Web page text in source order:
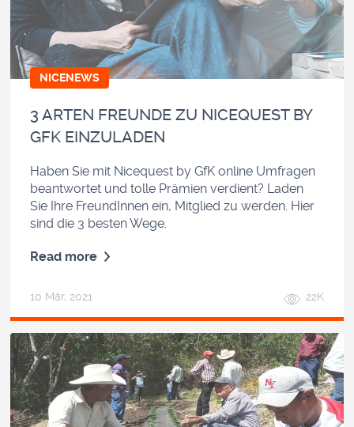
NICENEWS
3 ARTEN FREUNDE ZU NICEQUEST BY
GFK EINZULADEN
Haben Sie mit Nicequest by GfK online Umfragen
beantwortet und tolle Prämien verdient? Laden
Sie Ihre FreundInnen ein, Mitglied zu werden. Hier
sind die 3 besten Wege.
Read more
10 Mär, 2021 22K